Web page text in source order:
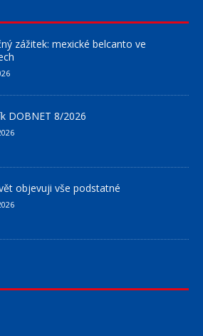
zážitek: mexické belcanto ve
DOBNET 8/2026
objevuji vše podstatné